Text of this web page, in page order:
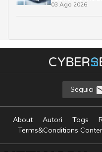
03 Ago 2026
Seguici
About Autori Tags
Terms&Conditions